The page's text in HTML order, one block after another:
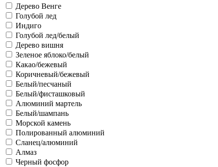
Дерево Венге
Голубой лед
Индиго
Голубой лед/белый
Дерево вишня
Зеленое яблоко/белый
Какао/бежевый
Коричневый/бежевый
Белый/песчаный
Белый/фисташковый
Алюминий мартель
Белый/шампань
Морской камень
Полированный алюминий
Сланец/алюминий
Алмаз
Черный фосфор